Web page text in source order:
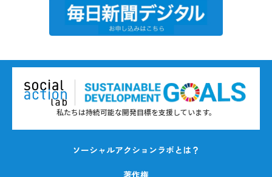
私たちは持続可能な開発目標を支援しています。
ソーシャルアクションラボとは？